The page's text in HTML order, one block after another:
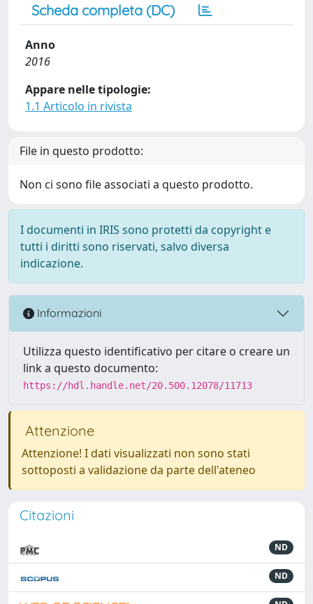
Scheda completa (DC)
Anno
2016
Appare nelle tipologie:
1.1 Articolo in rivista
File in questo prodotto:
Non ci sono file associati a questo prodotto.
I documenti in IRIS sono protetti da copyright e
tutti i diritti sono riservati, salvo diversa
indicazione.
Informazioni
Utilizza questo identificativo per citare o creare un
link a questo documento:
https://hdl.handle.net/20.500.12078/11713
Attenzione
Attenzione! I dati visualizzati non sono stati
sottoposti a validazione da parte dell'ateneo
Citazioni
ND
ND